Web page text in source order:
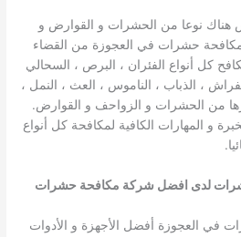
هناك نوعا من الحشرات و القوارض و
حشرات في العجوزة من القضاء
كل أنواع الفئران ، البرص ، السحالي
، الذباب ، الناموس ، العث ، النمل ،
من الحشرات و الزواحف و القوارض.
و المهارات الكافية لمكافحة كل أنواع
لدى افضل شركة مكافحة حشرات
العجوزة أفضل الأجهزة و الأدوات